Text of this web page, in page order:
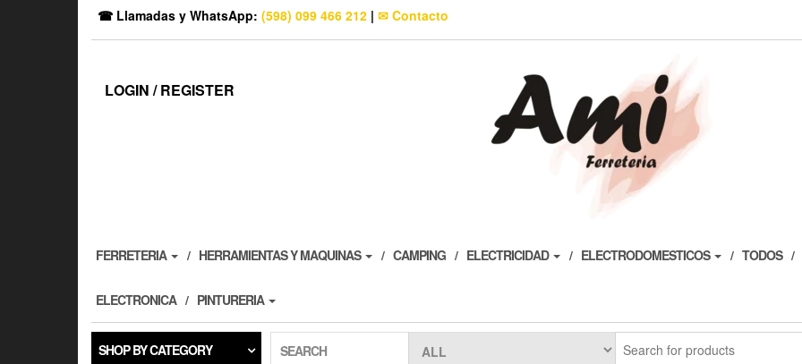
☎ Llamadas y WhatsApp: (598) 099 466 212 | ✉ Contacto
LOGIN / REGISTER
FERRETERIA HERRAMIENTAS Y MAQUINAS CAMPING ELECTRICIDAD ELECTRODOMESTICOS TODOS
ELECTRONICA PINTURERIA
SHOP BY CATEGORY SEARCH